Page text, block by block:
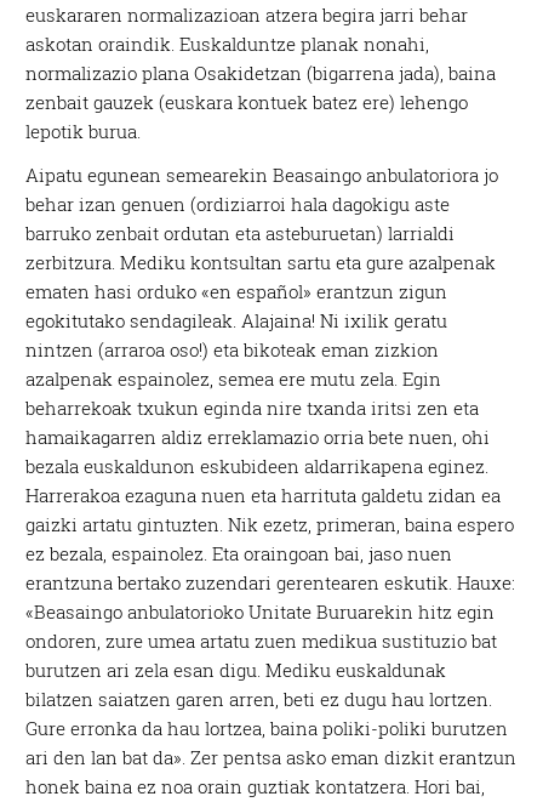
euskararen normalizazioan atzera begira jarri behar
askotan oraindik. Euskalduntze planak nonahi,
normalizazio plana Osakidetzan (bigarrena jada), baina
zenbait gauzek (euskara kontuek batez ere) lehengo
lepotik burua.
Aipatu egunean semearekin Beasaingo anbulatoriora jo
behar izan genuen (ordiziarroi hala dagokigu aste
barruko zenbait ordutan eta asteburuetan) larrialdi
zerbitzura. Mediku kontsultan sartu eta gure azalpenak
ematen hasi orduko «en español» erantzun zigun
egokitutako sendagileak. Alajaina! Ni ixilik geratu
nintzen (arraroa oso!) eta bikoteak eman zizkion
azalpenak espainolez, semea ere mutu zela. Egin
beharrekoak txukun eginda nire txanda iritsi zen eta
hamaikagarren aldiz erreklamazio orria bete nuen, ohi
bezala euskaldunon eskubideen aldarrikapena eginez.
Harrerakoa ezaguna nuen eta harrituta galdetu zidan ea
gaizki artatu gintuzten. Nik ezetz, primeran, baina espero
ez bezala, espainolez. Eta oraingoan bai, jaso nuen
erantzuna bertako zuzendari gerentearen eskutik. Hauxe:
«Beasaingo anbulatorioko Unitate Buruarekin hitz egin
ondoren, zure umea artatu zuen medikua sustituzio bat
burutzen ari zela esan digu. Mediku euskaldunak
bilatzen saiatzen garen arren, beti ez dugu hau lortzen.
Gure erronka da hau lortzea, baina poliki-poliki burutzen
ari den lan bat da». Zer pentsa asko eman dizkit erantzun
honek baina ez noa orain guztiak kontatzera. Hori bai,